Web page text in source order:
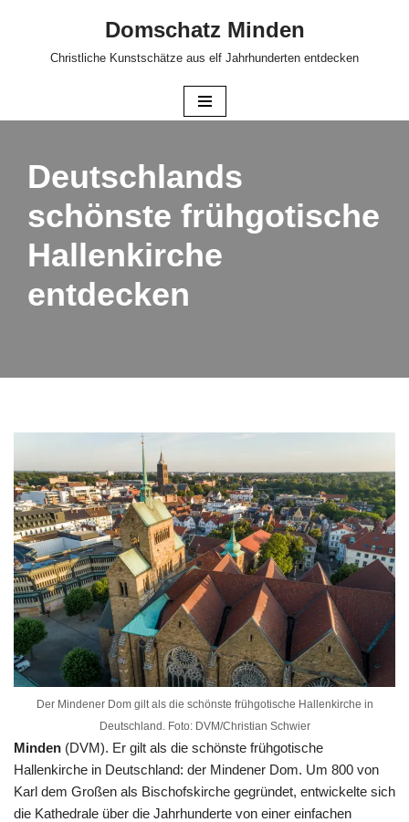
Domschatz Minden
Christliche Kunstschätze aus elf Jahrhunderten entdecken
Deutschlands
schönste frühgotische
Hallenkirche
entdecken
Der Mindener Dom gilt als die schönste frühgotische Hallenkirche in
Deutschland. Foto: DVM/Christian Schwier
Minden (DVM). Er gilt als die schönste frühgotische
Hallenkirche in Deutschland: der Mindener Dom. Um 800 von
Karl dem Großen als Bischofskirche gegründet, entwickelte sich
die Kathedrale über die Jahrhunderte von einer einfachen